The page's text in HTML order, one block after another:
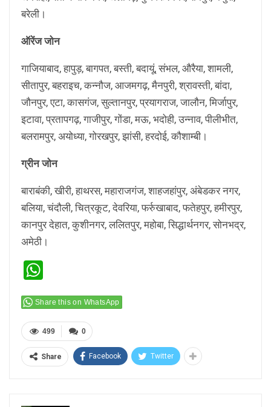
बरेली।
ऑरेंज जोन
गाजियाबाद, हापुड़, बागपत, बस्ती, बदायूं, संभल, औरैया, शामली,
सीतापुर, बहराइच, कन्नौज, आजमगढ़, मैनपुरी, श्रावस्ती, बांदा,
जौनपुर, एटा, कासगंज, सुल्तानपुर, प्रयागराज, जालौन, मिर्जापुर,
इटावा, प्रतापगढ़, गाजीपुर, गोंडा, मऊ, भदोही, उन्नाव, पीलीभीत,
बलरामपुर, अयोध्या, गोरखपुर, झांसी, हरदोई, कौशाम्बी।
ग्रीन जोन
बाराबंकी, खीरी, हाथरस, महाराजगंज, शाहजहांपुर, अंबेडकर नगर,
बलिया, चंदौली, चित्रकूट, देवरिया, फर्रुखाबाद, फतेहपुर, हमीरपुर,
कानपुर देहात, कुशीनगर, ललितपुर, महोबा, सिद्धार्थनगर, सोनभद्र,
अमेठी।
Share this on WhatsApp
0
499
Share Facebook Twitter